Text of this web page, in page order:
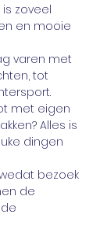
zoveel
en mooie
varen met
tot
met eigen
Alles is
dingen
bezoek
de